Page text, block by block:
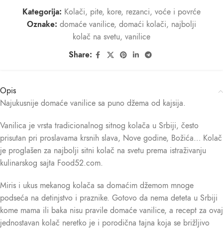
Kategorija: Kolači, pite, kore, rezanci, voće i povrće
Oznake: domaće vanilice, domaći kolači, najbolji
kolač na svetu, vanilice
Share:
Opis
Najukusnije domaće vanilice sa puno džema od kajsija.
Vanilica je vrsta tradicionalnog sitnog kolača u Srbiji, često
prisutan pri proslavama krsnih slava, Nove godine, Božića… Kolač
je proglašen za najbolji sitni kolač na svetu prema istraživanju
kulinarskog sajta Food52.com.
Miris i ukus mekanog kolača sa domaćim džemom mnoge
podseća na detinjstvo i praznike. Gotovo da nema deteta u Srbiji
kome mama ili baka nisu pravile domaće vanilice, a recept za ovaj
jednostavan kolač neretko je i porodična tajna koja se brižljivo